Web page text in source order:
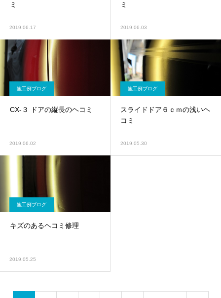
ミ
2019.06.17
ミ
2019.06.03
施工例ブログ
CX-３ ドアの縦長のヘコミ
2019.06.02
施工例ブログ
スライドドア６ｃｍの浅いヘ
コミ
2019.05.30
施工例ブログ
キズのあるヘコミ修理
2019.05.25